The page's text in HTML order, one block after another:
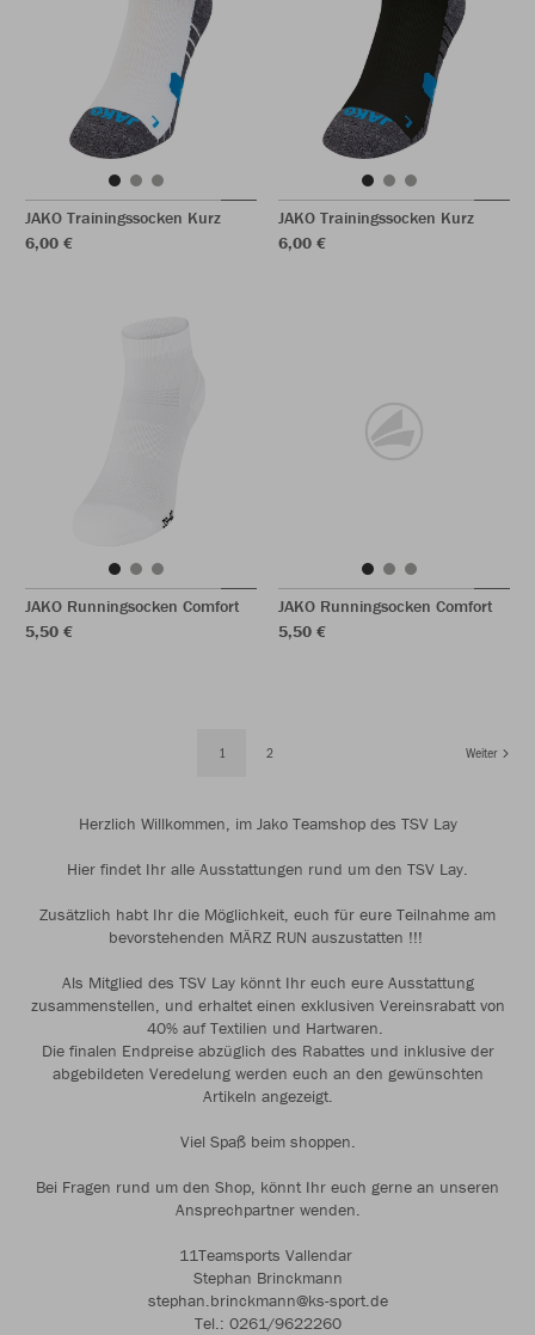
JAKO Trainingssocken Kurz
6,00 €
JAKO Trainingssocken Kurz
6,00 €
JAKO Runningsocken Comfort
5,50 €
JAKO Runningsocken Comfort
5,50 €
1 2 Weiter
Herzlich Willkommen, im Jako Teamshop des TSV Lay
Hier findet Ihr alle Ausstattungen rund um den TSV Lay.
Zusätzlich habt Ihr die Möglichkeit, euch für eure Teilnahme am
bevorstehenden MÄRZ RUN auszustatten !!!
Als Mitglied des TSV Lay könnt Ihr euch eure Ausstattung
zusammenstellen, und erhaltet einen exklusiven Vereinsrabatt von
40% auf Textilien und Hartwaren.
Die finalen Endpreise abzüglich des Rabattes und inklusive der
abgebildeten Veredelung werden euch an den gewünschten
Artikeln angezeigt.
Viel Spaß beim shoppen.
Bei Fragen rund um den Shop, könnt Ihr euch gerne an unseren
Ansprechpartner wenden.
11Teamsports Vallendar
Stephan Brinckmann
stephan.brinckmann@ks-sport.de
Tel.: 0261/9622260